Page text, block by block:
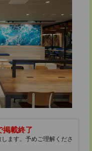
掲載終了
ます。予めご理解くださ